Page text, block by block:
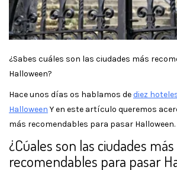
¿Sabes cuáles son las ciudades más
Halloween?
Hace unos días os hablamos de diez
Halloween Y en este artículo queremos
más recomendables para pasar Halloween.
¿Cúales son las ciudades más
recomendables para pasar